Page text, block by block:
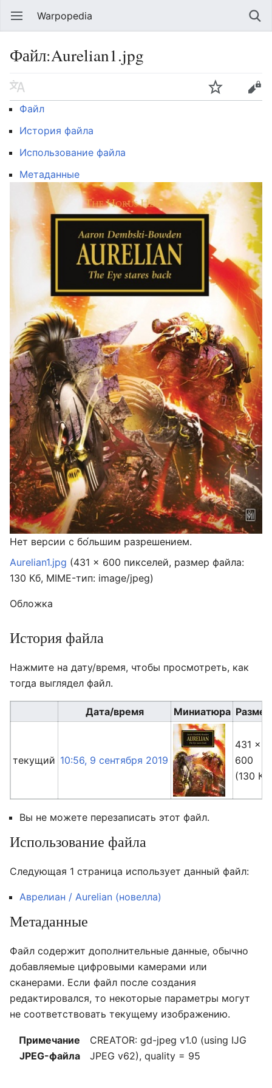
Warpopedia
Файл:Aurelian1.jpg
Файл
История файла
Использование файла
Метаданные
Нет версии с бо́льшим разрешением.
Aurelian1.jpg (431 × 600 пикселей, размер файла:
130 Кб, MIME-тип: image/jpeg)
Обложка
История файла
Нажмите на дату/время, чтобы просмотреть, как
тогда выглядел файл.
Дата/время Миниатюра
текущий 10:56, 9 сентября 2019
431 ×
600
(130
Вы не можете перезаписать этот файл.
Использование файла
Следующая 1 страница использует данный файл:
Аврелиан / Aurelian (новелла)
Метаданные
Файл содержит дополнительные данные, обычно
добавляемые цифровыми камерами или
сканерами. Если файл после создания
редактировался, то некоторые параметры могут
не соответствовать текущему изображению.
Примечание
JPEG-файла
CREATOR: gd-jpeg v1.0 (using IJG
JPEG v62), quality = 95